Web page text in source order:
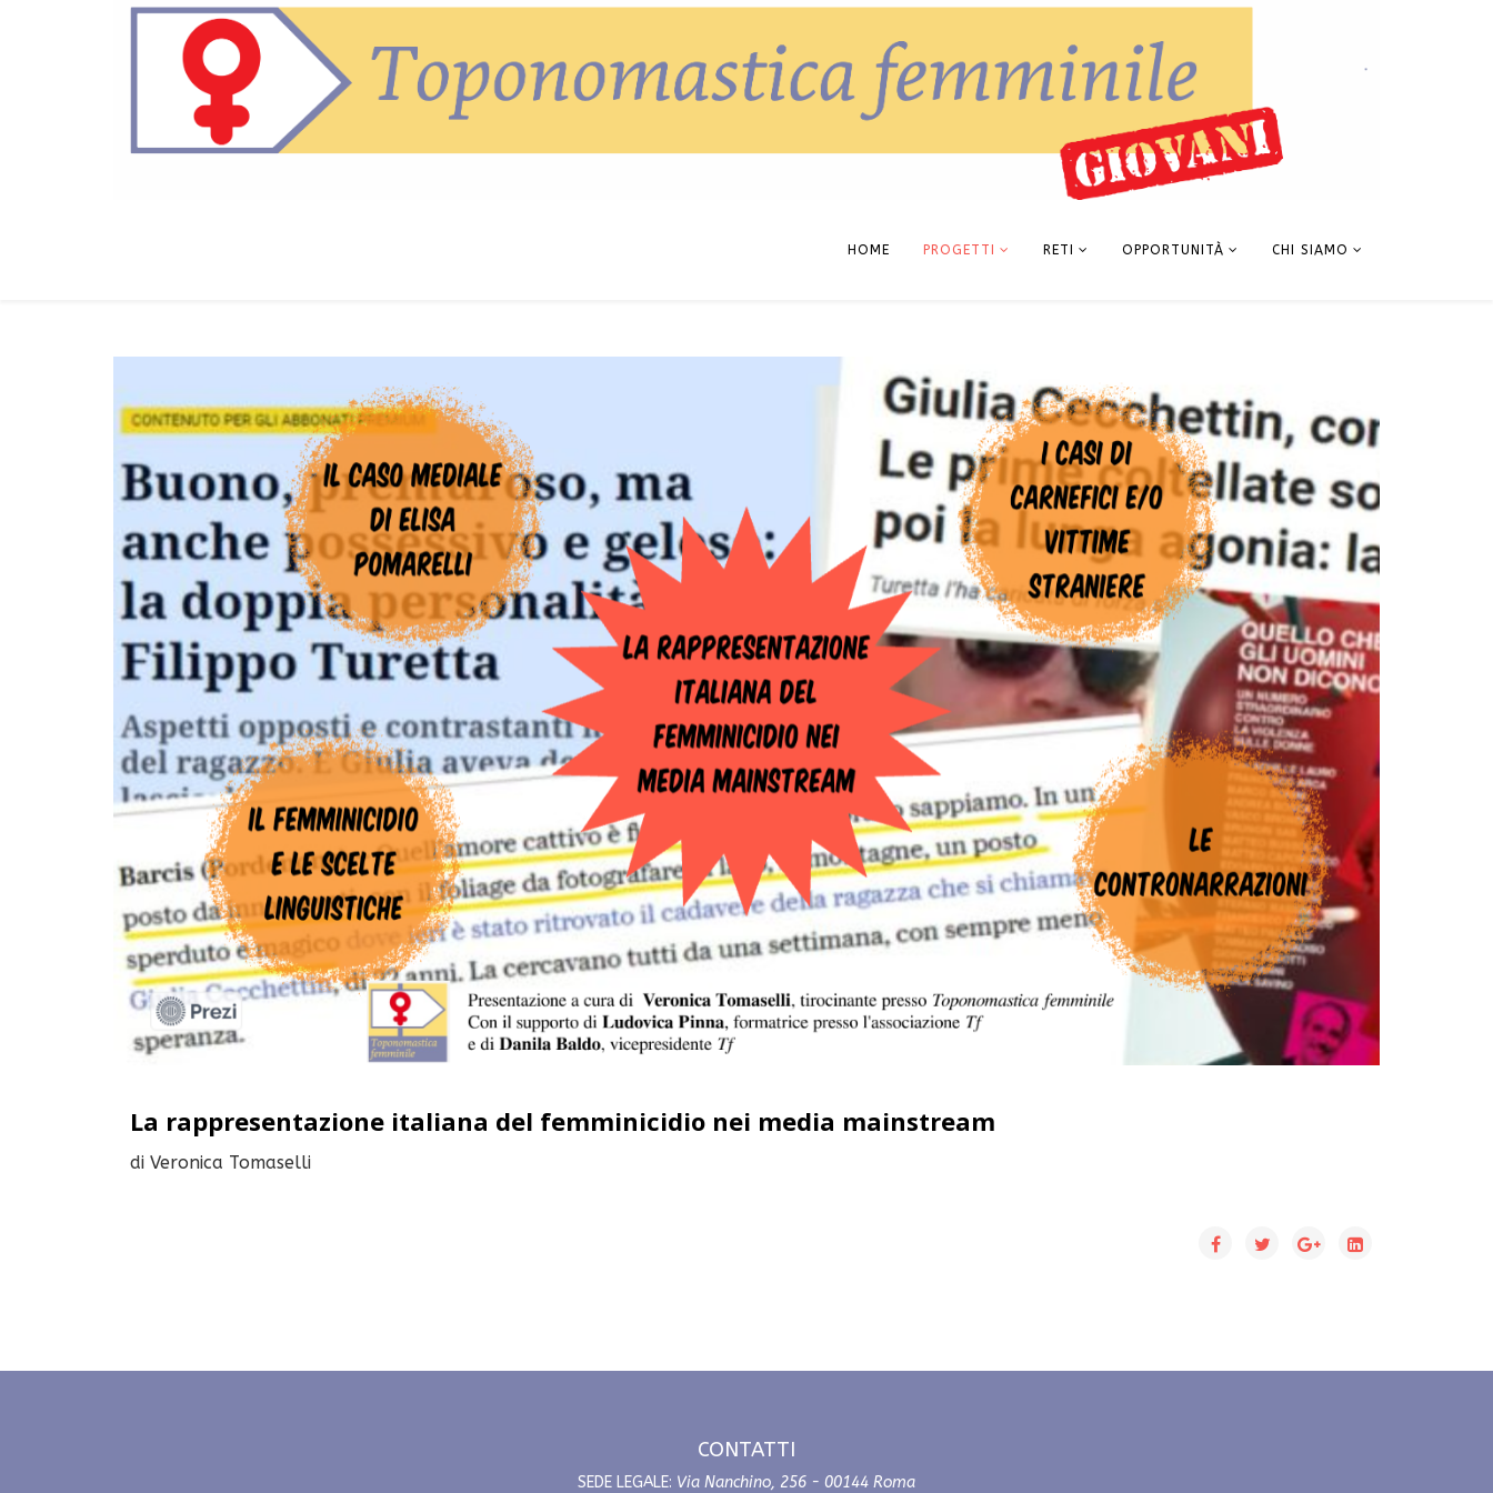
HOME PROGETTI RETI OPPORTUNITÀ CHI SIAMO
La rappresentazione italiana del femminicidio nei media mainstream
di Veronica Tomaselli
CONTATTI
SEDE LEGALE: Via Nanchino, 256 - 00144 Roma